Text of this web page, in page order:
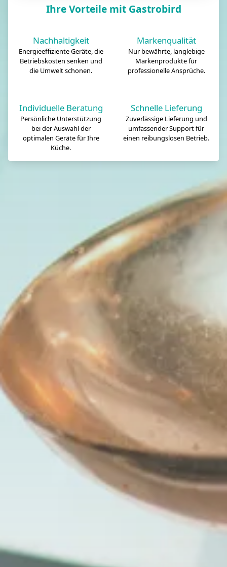
Ihre Vorteile mit Gastrobird
Nachhaltigkeit
Energieeffiziente Geräte, die
Betriebskosten senken und
die Umwelt schonen.
Markenqualität
Nur bewährte, langlebige
Markenprodukte für
professionelle Ansprüche.
Individuelle Beratung
Persönliche Unterstützung
bei der Auswahl der
optimalen Geräte für Ihre
Küche.
Schnelle Lieferung
Zuverlässige Lieferung und
umfassender Support für
einen reibungslosen Betrieb.